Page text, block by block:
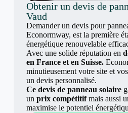
Obtenir un devis de
Vaud
Demander un devis pour
Econormway, est la première
énergétique renouvelable
Avec une solide réputation en
en France et en Suisse.
minutieusement votre site et
un devis personnalisé.
Ce devis de panneau solaire
un prix compétitifmais aussi
maximise le potentiel